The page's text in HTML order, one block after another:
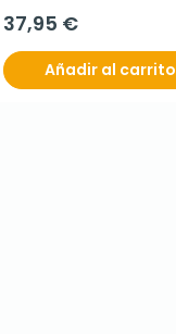
37,95 €
Añadir al carrito